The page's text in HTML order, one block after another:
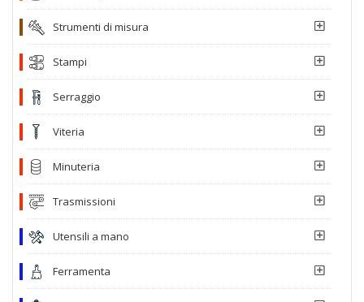
Strumenti di misura
Stampi
Serraggio
Viteria
Minuteria
Trasmissioni
Utensili a mano
Ferramenta